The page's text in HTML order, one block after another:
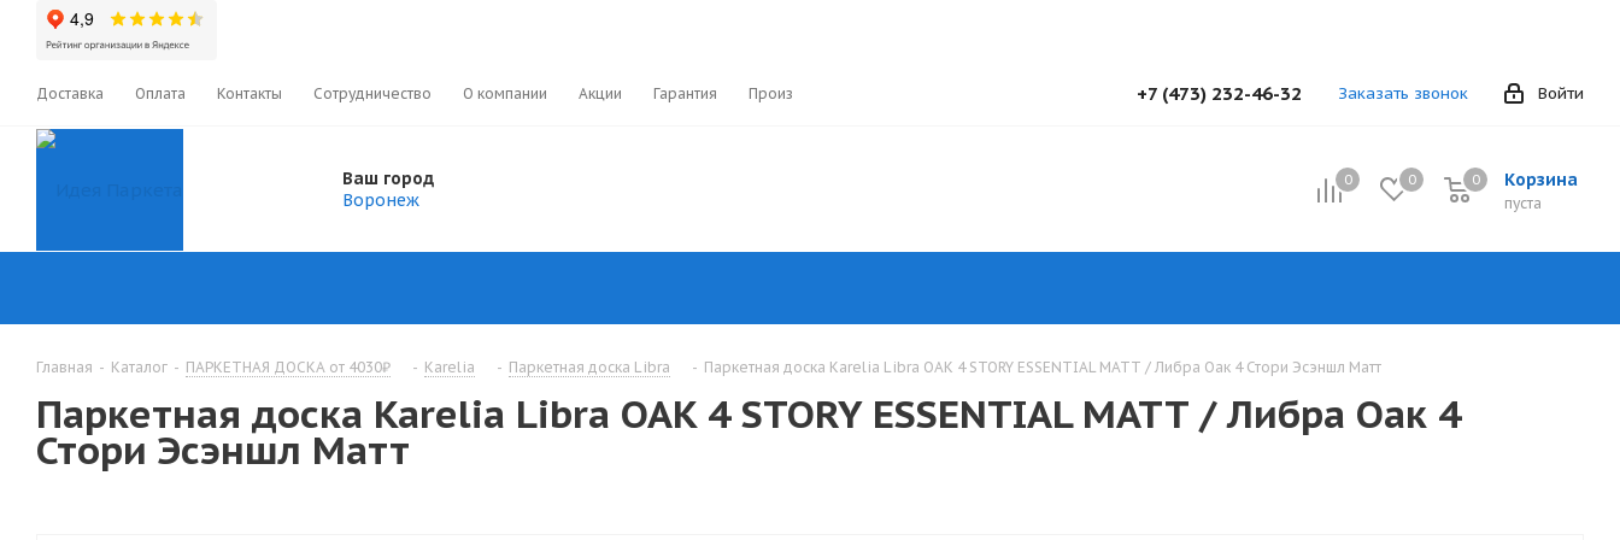
Доставка Оплата Контакты Сотрудничество О компании Акции Гарантия Производители Войти
+7 (473) 232-46-32 Заказать звонок
Ваш город
Воронеж
0 0 Корзина
0
пуста
0
Главная - Каталог - ПАРКЕТНАЯ ДОСКА от 4030₽ - Karelia - Паркетная доска Libra - Паркетная доска Karelia Libra OAK 4 STORY ESSENTIAL MATT / Либра Оак 4 Стори Эсэншл Матт
Паркетная доска Karelia Libra OAK 4 STORY ESSENTIAL MATT / Либра Оак 4
Стори Эсэншл Матт